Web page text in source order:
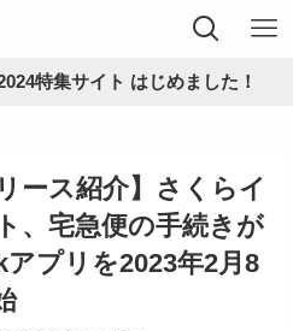
特集サイト はじめました！
ース紹介】さくらイ
、宅急便の手続きが
プリを2023年2月8